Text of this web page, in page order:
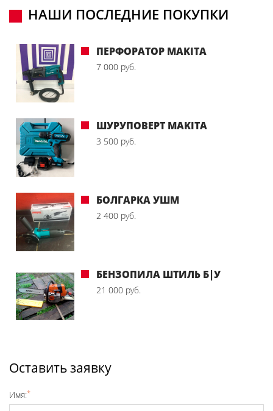
НАШИ ПОСЛЕДНИЕ ПОКУПКИ
ПЕРФОРАТОР MAKITA
7 000 руб.
ШУРУПОВЕРТ MAKITA
3 500 руб.
БОЛГАРКА УШМ
2 400 руб.
БЕНЗОПИЛА ШТИЛЬ Б|У
21 000 руб.
Оставить заявку
Имя:*